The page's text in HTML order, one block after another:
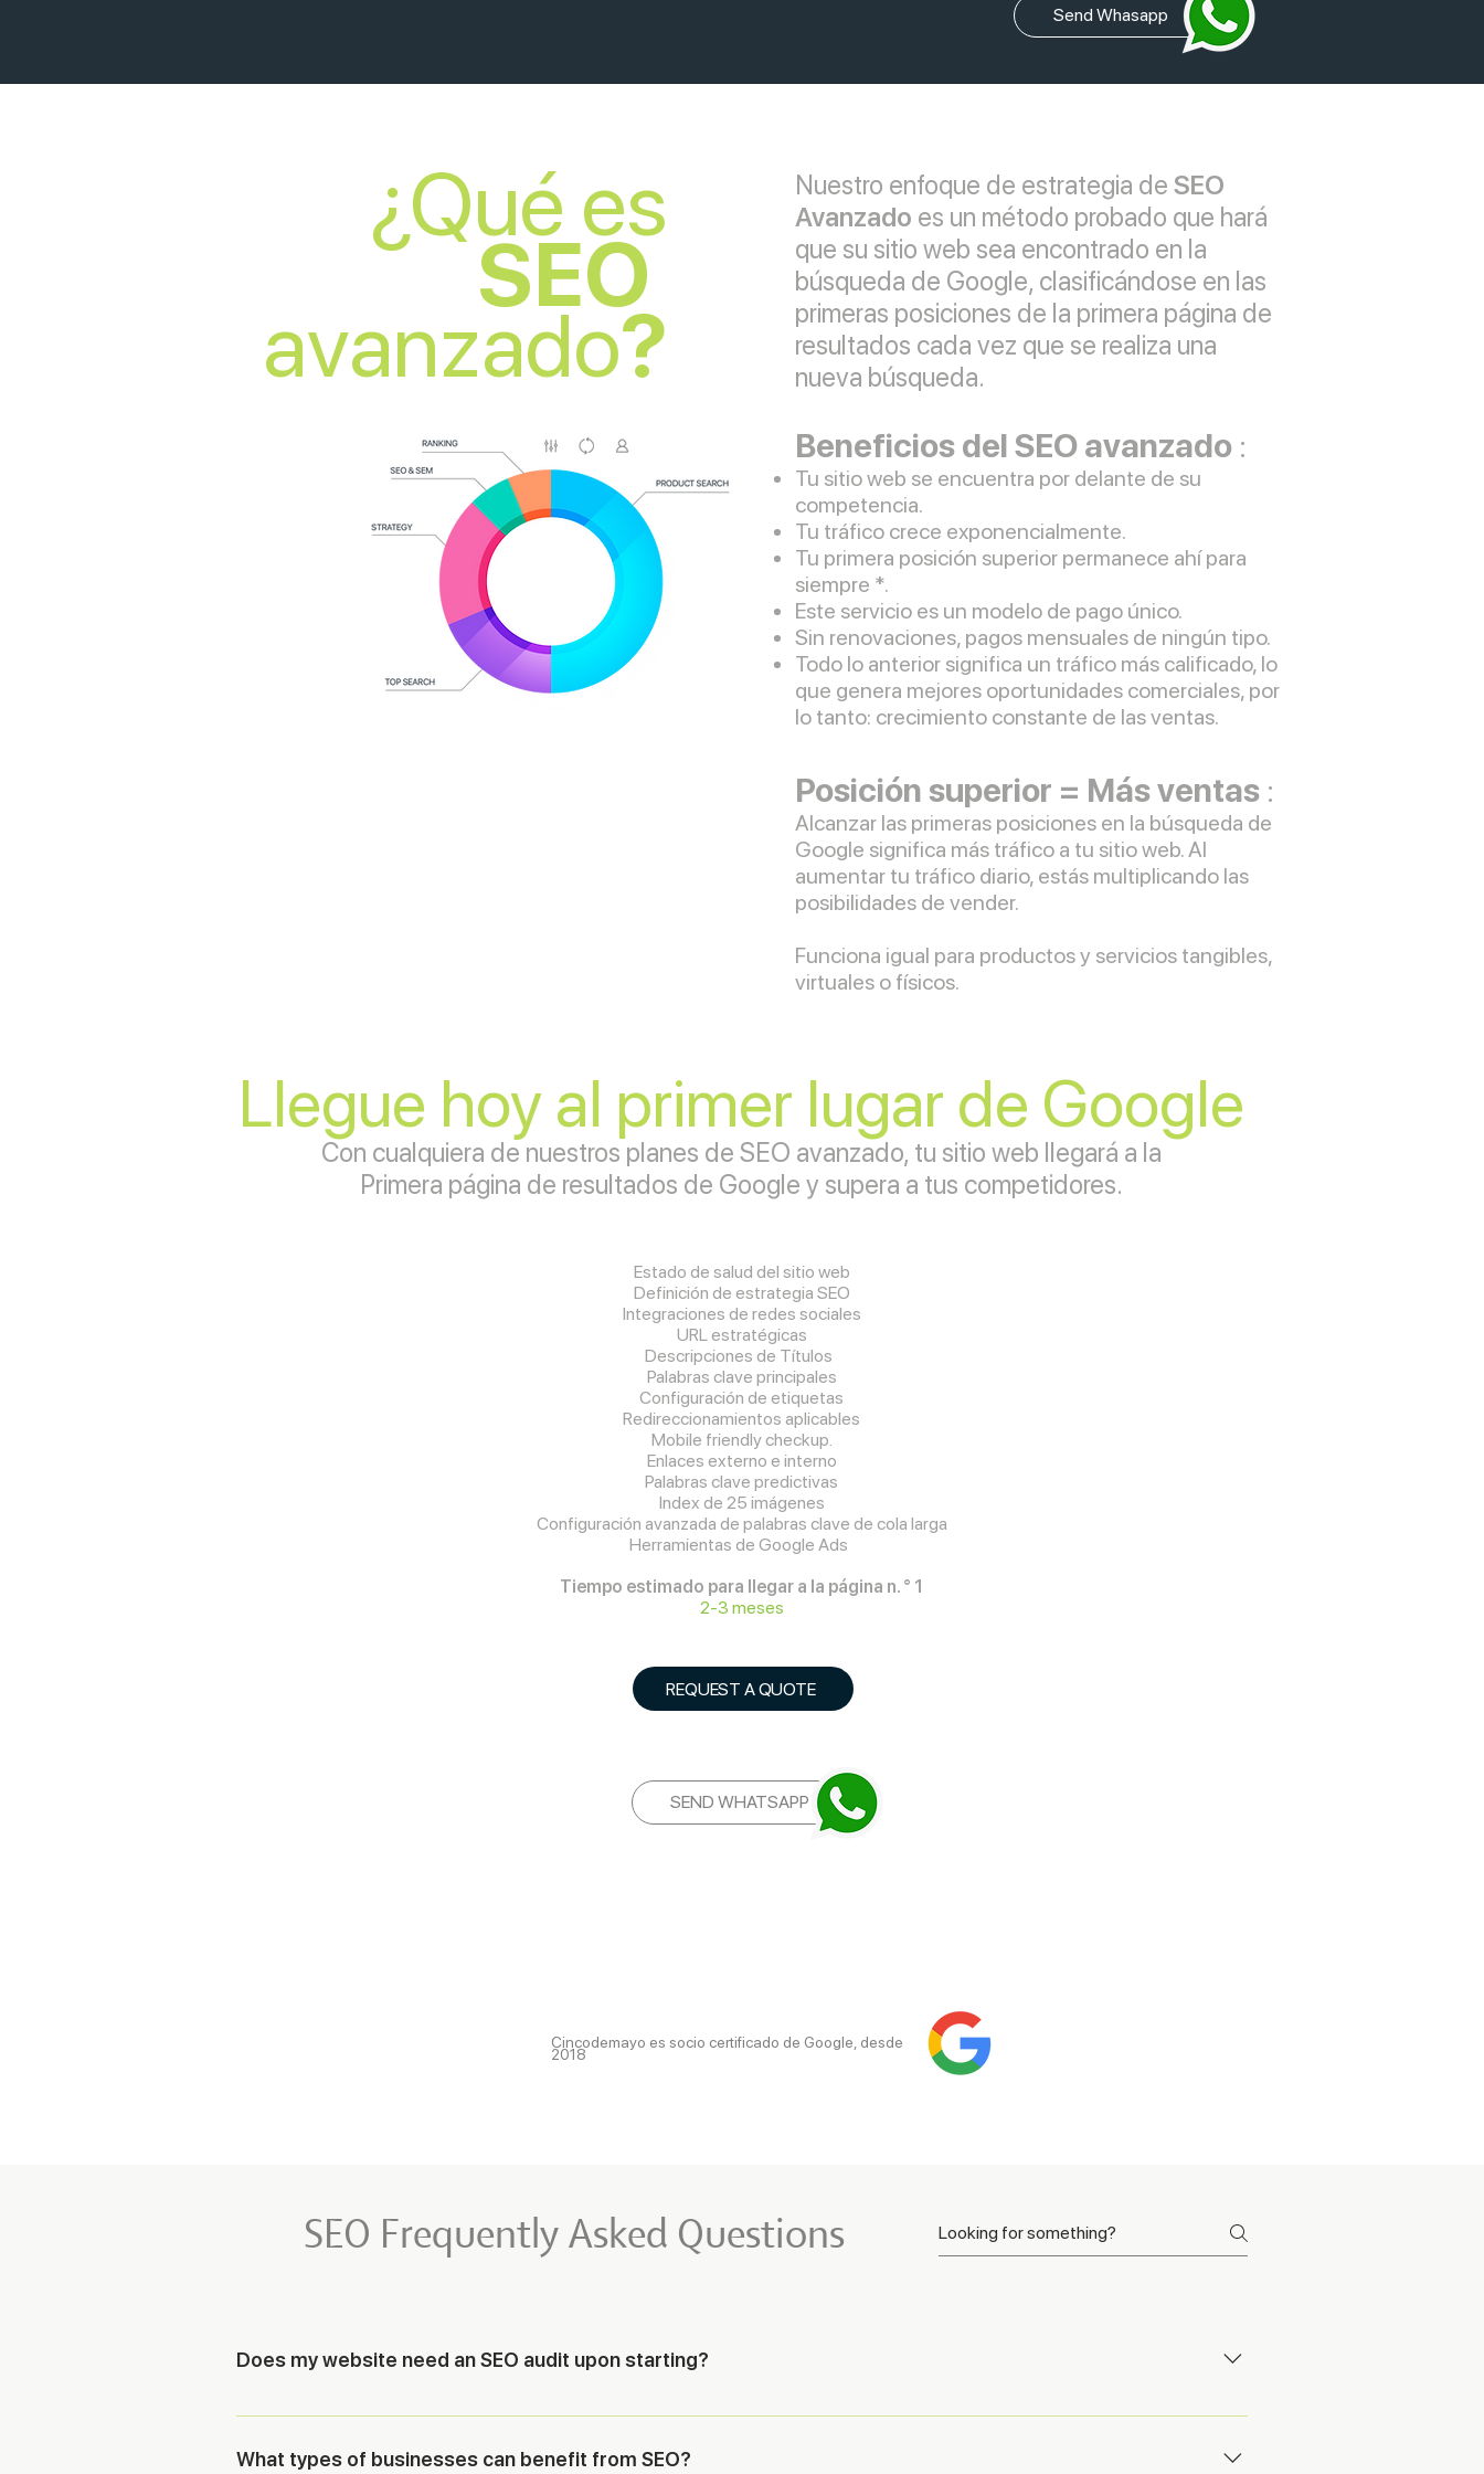
Send Whasapp
¿Qué es
SEO
avanzado?
Qué es
avanzado
SEO?
Nuestro enfoque de estrategia de SEO
Avanzado es un método probado que hará
que su sitio web sea encontrado en la
búsqueda de Google, clasificándose en las
primeras posiciones de la primera página de
resultados cada vez que se realiza una
nueva búsqueda.
Beneficios del SEO avanzado :
Tu sitio web se encuentra por delante de su
competencia.
Tu tráfico crece exponencialmente.
Tu primera posición superior permanece ahí para
siempre *.
Este servicio es un modelo de pago único.
Sin renovaciones, pagos mensuales de ningún tipo.
Todo lo anterior significa un tráfico más calificado, lo
que genera mejores oportunidades comerciales, por
lo tanto: crecimiento constante de las ventas.
Posición superior = Más ventas :
Alcanzar las primeras posiciones en la búsqueda de
Google significa más tráfico a tu sitio web. Al
aumentar tu tráfico diario, estás multiplicando las
posibilidades de vender.
Funciona igual para productos y servicios tangibles,
virtuales o físicos.
Llegue hoy al primer lugar de Google
Con cualquiera de nuestros planes de SEO avanzado, tu sitio web llegará a la
Primera página de resultados de Google y supera a tus competidores.
Estado de salud del sitio web
Definición de estrategia SEO
Integraciones de redes sociales
URL estratégicas
Descripciones de Títulos
Palabras clave principales
Configuración de etiquetas
Redireccionamientos aplicables
Mobile friendly checkup.
Enlaces externo e interno
Palabras clave predictivas
Index de 25 imágenes
Configuración avanzada de palabras clave de cola larga
Herramientas de Google Ads
Tiempo estimado para llegar a la página n. ° 1
2-3 meses
REQUEST A QUOTE
SEND WHATSAPP
Cincodemayo es socio certificado de Google, desde
2018
SEO Frequently Asked Questions
Does my website need an SEO audit upon starting?
Yes, an SEO audit is essential to identify improvement opportunities and detect issues that may be affecting your rankings. At
included in your plan.
What types of businesses can benefit from SEO?